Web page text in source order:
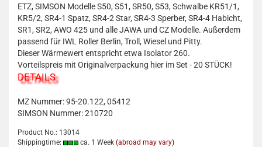
ETZ, SIMSON Modelle S50, S51, SR50, S53, Schwalbe KR51/1,
KR5/2, SR4-1 Spatz, SR4-2 Star, SR4-3 Sperber, SR4-4 Habicht,
SR1, SR2, AWO 425 und alle JAWA und CZ Modelle. Außerdem
passend für IWL Roller Berlin, Troll, Wiesel und Pitty.
Dieser Wärmewert entspricht etwa Isolator 260.
Vorteilspreis mit Originalverpackung hier im Set - 20 STÜCK!
DETAILS
MZ Nummer: 95-20.122, 05412
SIMSON Nummer: 210720
Product No.: 13014
Shippingtime:
ca. 1 Week (abroad may vary)